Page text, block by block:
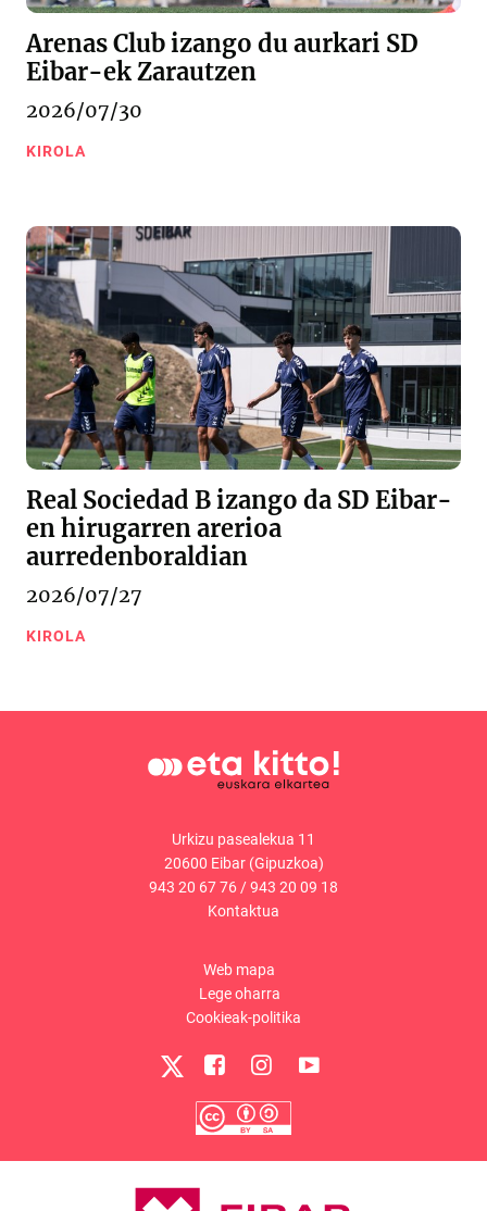
Arenas Club izango du aurkari SD
Eibar-ek Zarautzen
2026/07/30
KIROLA
Real Sociedad B izango da SD Eibar-
en hirugarren arerioa
aurredenboraldian
2026/07/27
KIROLA
Urkizu pasealekua 11
20600 Eibar (Gipuzkoa)
943 20 67 76 /943 20 09 18
Kontaktua
Web mapa
Lege oharra
Cookieak-politika